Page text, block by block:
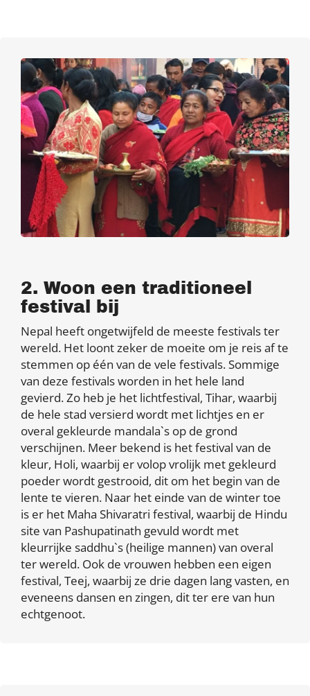
2. Woon een traditioneel
festival bij
Nepal heeft ongetwijfeld de meeste festivals ter
wereld. Het loont zeker de moeite om je reis af te
stemmen op één van de vele festivals. Sommige
van deze festivals worden in het hele land
gevierd. Zo heb je het lichtfestival, Tihar, waarbij
de hele stad versierd wordt met lichtjes en er
overal gekleurde mandala`s op de grond
verschijnen. Meer bekend is het festival van de
kleur, Holi, waarbij er volop vrolijk met gekleurd
poeder wordt gestrooid, dit om het begin van de
lente te vieren. Naar het einde van de winter toe
is er het Maha Shivaratri festival, waarbij de Hindu
site van Pashupatinath gevuld wordt met
kleurrijke saddhu`s (heilige mannen) van overal
ter wereld. Ook de vrouwen hebben een eigen
festival, Teej, waarbij ze drie dagen lang vasten, en
eveneens dansen en zingen, dit ter ere van hun
echtgenoot.